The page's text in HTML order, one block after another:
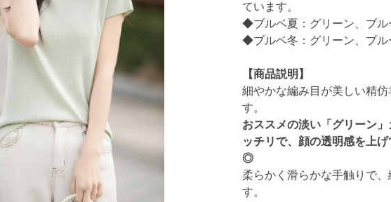
ています。
◆ブルベ夏：グリーン、ブル
◆ブルベ冬：グリーン、ブル
【商品説明】
細やかな編み目が美しい精
す。
おススメの淡い「グリーン
ッチリで、顔の透明感を上
◎
柔らかく滑らかな手触りで
す。